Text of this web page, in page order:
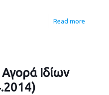
Read more
Ιδίων